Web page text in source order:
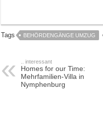
Tags BEHÖRDENGÄNGE UMZUG
.. interessant
Homes for our Time:
Mehrfamilien-Villa in
Nymphenburg